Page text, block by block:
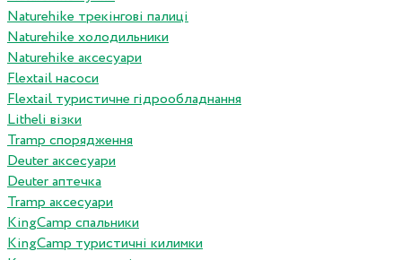
Naturehike трекінгові палиці
Naturehike холодильники
Naturehike аксесуари
Flextail насоси
Flextail туристичне гідрообладнання
Litheli візки
Tramp спорядження
Deuter аксесуари
Deuter аптечка
Tramp аксесуари
KingCamp спальники
KingCamp туристичні килимки